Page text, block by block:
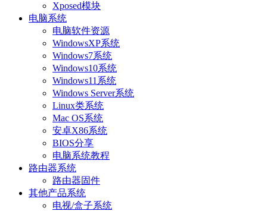
Xposed模块
电脑系统
电脑软件资源
WindowsXP系统
Windows7系统
Windows10系统
Windows11系统
Windows Server系统
Linux类系统
Mac OS系统
安卓X86系统
BIOS分享
电脑系统教程
路由器系统
路由器固件
其他产品系统
电视/盒子系统